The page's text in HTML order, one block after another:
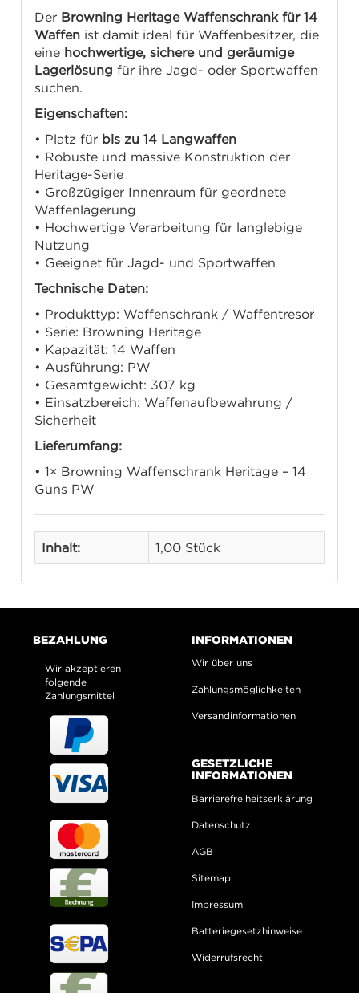
Der Browning Heritage Waffenschrank für 14
Waffen ist damit ideal für Waffenbesitzer, die
eine hochwertige, sichere und geräumige
Lagerlösung für ihre Jagd- oder Sportwaffen
suchen.
Eigenschaften:
• Platz für bis zu 14 Langwaffen
• Robuste und massive Konstruktion der
Heritage-Serie
• Großzügiger Innenraum für geordnete
Waffenlagerung
• Hochwertige Verarbeitung für langlebige
Nutzung
• Geeignet für Jagd- und Sportwaffen
Technische Daten:
• Produkttyp: Waffenschrank / Waffentresor
• Serie: Browning Heritage
• Kapazität: 14 Waffen
• Ausführung: PW
• Gesamtgewicht: 307 kg
• Einsatzbereich: Waffenaufbewahrung /
Sicherheit
Lieferumfang:
• 1× Browning Waffenschrank Heritage – 14
Guns PW
Inhalt: 1,00 Stück
BEZAHLUNG
Wir akzeptieren
folgende
Zahlungsmittel
INFORMATIONEN
Wir über uns
Zahlungsmöglichkeiten
Versandinformationen
GESETZLICHE
INFORMATIONEN
Barrierefreiheitserklärung
Datenschutz
AGB
Sitemap
Impressum
Batteriegesetzhinweise
Widerrufsrecht